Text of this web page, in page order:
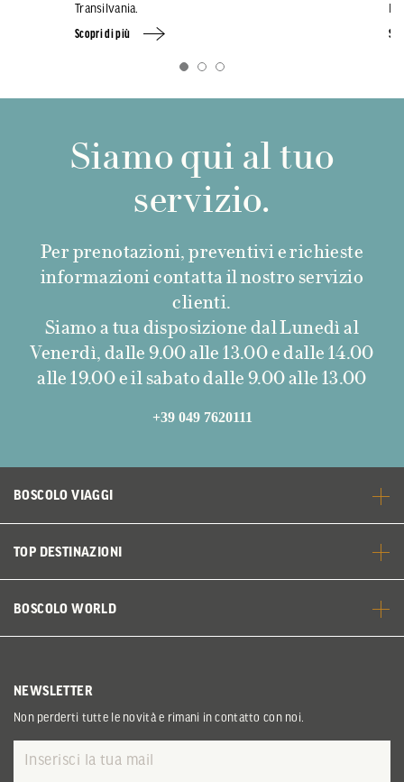
Transilvania.
Scopri di più
Siamo qui al tuo
servizio.
Per prenotazioni, preventivi e richieste
informazioni contatta il nostro servizio
clienti.
Siamo a tua disposizione dal Lunedì al
Venerdì, dalle 9.00 alle 13.00 e dalle 14.00
alle 19.00 e il sabato dalle 9.00 alle 13.00
+39 049 7620111
BOSCOLO VIAGGI
TOP DESTINAZIONI
BOSCOLO WORLD
NEWSLETTER
Non perderti tutte le novità e rimani in contatto con noi.